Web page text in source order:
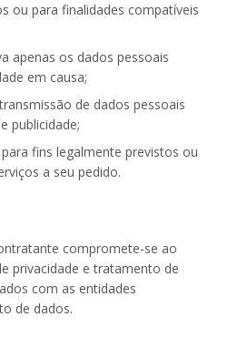
ou para finalidades compatíveis
apenas os dados pessoais
em causa;
de dados pessoais
publicidade;
fins legalmente previstos ou
a seu pedido.
compromete-se ao
privacidade e tratamento de
com as entidades
de dados.